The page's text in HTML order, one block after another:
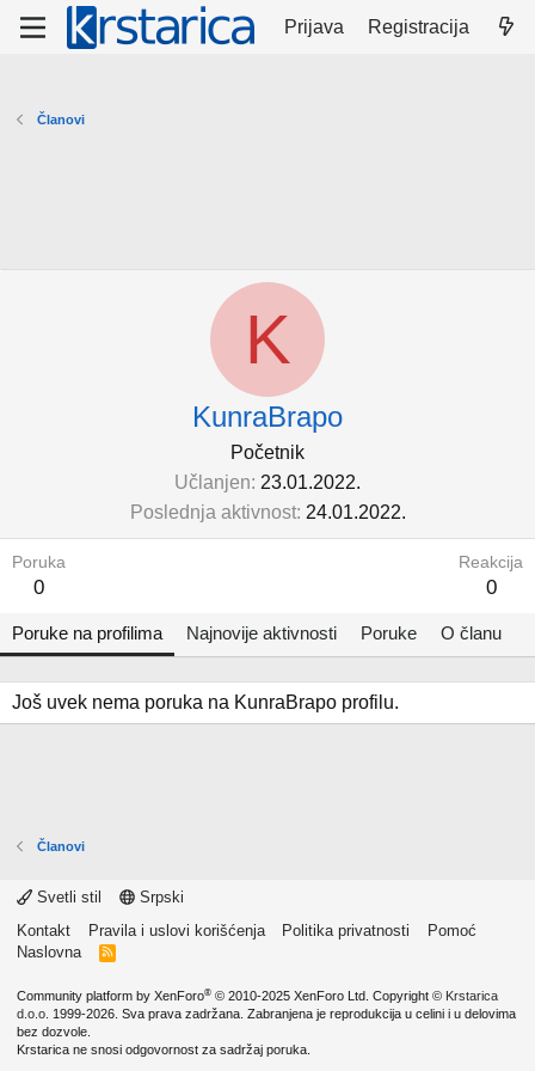
Prijava Registracija
Članovi
K
KunraBrapo
Početnik
Učlanjen 23.01.2022.
Poslednja aktivnost 24.01.2022.
Poruka
0
Reakcija
0
Poruke na profilima Najnovije aktivnosti Poruke O članu
Još uvek nema poruka na KunraBrapo profilu.
Članovi
Svetli stil
Srpski
Kontakt
Pravila i uslovi korišćenja Politika privatnosti
Pomoć
Naslovna
R
Community platform by XenForo® © 2010-2025 XenForo Ltd. Copyright © Krstarica
d.o.o. 1999-2026. Sva prava zadržana. Zabranjena je reprodukcija u celini i u delovima
bez dozvole.
Krstarica ne snosi odgovornost za sadržaj poruka.